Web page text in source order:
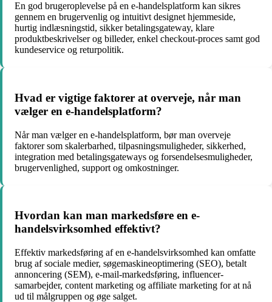
En god brugeroplevelse på en e-handelsplatform kan sikres
gennem en brugervenlig og intuitivt designet hjemmeside,
hurtig indlæsningstid, sikker betalingsgateway, klare
produktbeskrivelser og billeder, enkel checkout-proces samt god
kundeservice og returpolitik.
Hvad er vigtige faktorer at overveje, når man
vælger en e-handelsplatform?
Når man vælger en e-handelsplatform, bør man overveje
faktorer som skalerbarhed, tilpasningsmuligheder, sikkerhed,
integration med betalingsgateways og forsendelsesmuligheder,
brugervenlighed, support og omkostninger.
Hvordan kan man markedsføre en e-
handelsvirksomhed effektivt?
Effektiv markedsføring af en e-handelsvirksomhed kan omfatte
brug af sociale medier, søgemaskineoptimering (SEO), betalt
annoncering (SEM), e-mail-markedsføring, influencer-
samarbejder, content marketing og affiliate marketing for at nå
ud til målgruppen og øge salget.